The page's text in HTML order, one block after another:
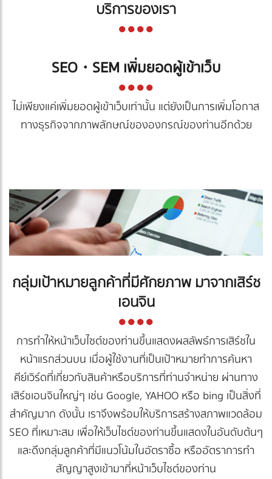
บริการของเรา
●●●●
SEO・SEM เพิ่มยอดผู้เข้าเว็บ
●●●●
ไม่เพียงแค่เพิ่มยอดผู้เข้าเว็บเท่านั้น แต่ยังเป็นการเพิ่มโอกาส
ทางธุรกิจจากภาพลักษณ์ขององกรณ์ของท่านอีกด้วย
กลุ่มเป้าหมายลูกค้าที่มีศักยภาพ มาจากเสิร์ช
เอนจิน
●●●●
การทำให้หน้าเว็บไซต์ของท่านขึ้นแสดงผลลัพธ์การเสิร์ชใน
หน้าแรกส่วนบน เมื่อผู้ใช้งานที่เป็นเป้าหมายทำการค้นหา
คีย์เวิร์ดที่เกี่ยวกับสินค้าหรือบริการที่ท่านจำหน่าย ผ่านทาง
เสิร์ชเอนจินใหญ่ๆ เช่น Google, YAHOO หรือ bing เป็นสิ่งที่
สำคัญมาก ดังนั้น เราจึงพร้อมให้บริการสร้างสภาพแวดล้อม
SEO ที่เหมาะสม เพื่อให้เว็บไซต์ของท่านขึ้นแสดงในอันดับต้นๆ
และดึงกลุ่มลูกค้าที่มีแนวโน้มในอัตราซื้อ หรืออัตราการทำ
สัญญาสูงเข้ามาที่หน้าเว็บไซต์ของท่าน